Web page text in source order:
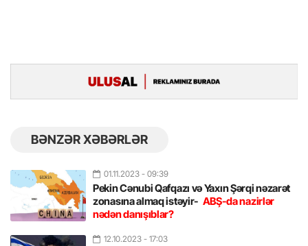
BƏNZƏR XƏBƏRLƏR
01.11.2023 - 09:39
Pekin Cənubi Qafqazı və Yaxın Şərqi nəzarət
zonasına almaq istəyir- ABŞ-da nazirlər
nədən danışıblar?
12.10.2023 - 17:03